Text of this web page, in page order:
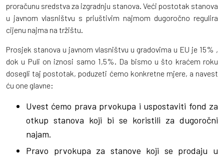
proračunu sredstva za izgradnju stanova. Veći postotak stanova
u javnom vlasništvu s priuštivim najmom dugoročno regulira
cijenu najma na tržištu.
Prosjek stanova u javnom vlasništvu u gradovima u EU je 15% ,
dok u Puli on iznosi samo 1,5%. Da bismo u što kraćem roku
dosegli taj postotak, poduzeti ćemo konkretne mjere, a navest
ću one glavne:
Uvest ćemo prava prvokupa i uspostaviti fond za
otkup stanova koji bi se koristili za dugoročni
najam.
Pravo prvokupa za stanove koji se prodaju u